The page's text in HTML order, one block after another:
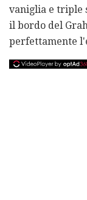
vaniglia e triple
il bordo del
perfettamente